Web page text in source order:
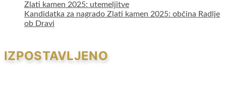
Zlati kamen 2025: utemeljitve
Kandidatka za nagrado Zlati kamen 2025: občina Radlje
ob Dravi
IZPOSTAVLJENO